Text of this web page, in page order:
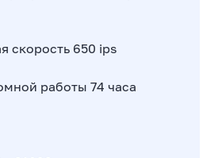
скорость 650 ips
работы 74 часа